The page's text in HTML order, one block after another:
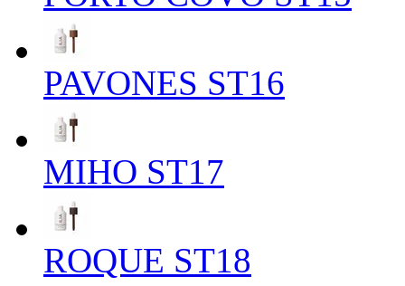
PAVONES ST16
MIHO ST17
ROQUE ST18